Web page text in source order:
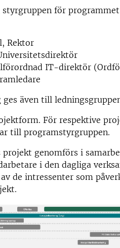
för
Rektor
IT-direktör
även till
För respektive
till programstyrgruppen.
genomförs i
i den dagliga
de intressenter som